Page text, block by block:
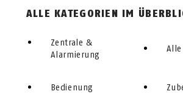
ALLE KATEGORIEN IM
Zentrale &
Alarmierung
Bedienung